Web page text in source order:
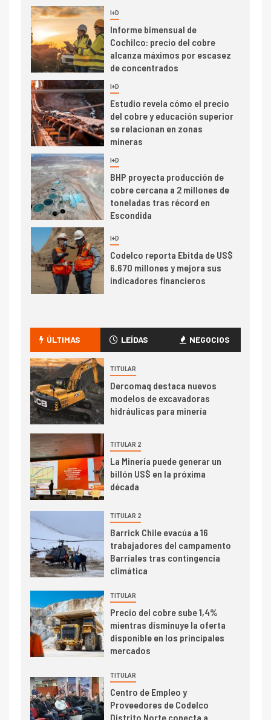
4 I+D
Informe bimensual de
Cochilco: precio del cobre
alcanza máximos por escasez
de concentrados
5 I+D
Estudio revela cómo el precio
del cobre y educación superior
se relacionan en zonas
mineras
6 I+D
BHP proyecta producción de
cobre cercana a 2 millones de
toneladas tras récord en
Escondida
I+D
Codelco reporta Ebitda de US$
6.670 millones y mejora sus
indicadores financieros
camión 100% eléctrico para
transportar cátodos al Puerto
2
Producción minera en mayo de
3
PIB minero impacta el
crecimiento regional: Banco
trimestre
I+D
Informe bimensual de
Cochilco: precio del cobre
alcanza máximos por escasez
5 I+D
Estudio revela cómo el precio
del cobre y educación superior
se relacionan en zonas
mineras
6 I+D
BHP proyecta producción de
cobre cercana a 2 millones de
ÚLTIMAS LEÍDAS NEGOCIOS
TITULAR
Dercomaq destaca nuevos
modelos de excavadoras
hidráulicas para minería
TITULAR 2
La Minería puede generar un
billón US$ en la próxima
década
TITULAR 2
Barrick Chile evacúa a 16
trabajadores del campamento
Barriales tras contingencia
climática
TITULAR
Precio del cobre sube 1,4%
mientras disminuye la oferta
disponible en los principales
mercados
TITULAR
Centro de Empleo y
Proveedores de Codelco
Distrito Norte conecta a